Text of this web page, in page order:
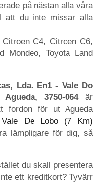
på nästan alla våra
att du inte missar alla
C4, Citroen C6,
Mondeo, Toyota Land
Lda. En1 - Vale Do
3750-064 är
fordon för ut Agueda
Vale De Lobo (7 Km)
lämpligare för dig, så
du skall presentera
ett kreditkort? Tyvärr